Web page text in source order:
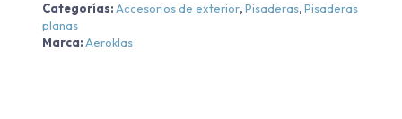
Categorías:Accesorios de exterior,Pisaderas,Pisaderas
planas
Marca:Aeroklas